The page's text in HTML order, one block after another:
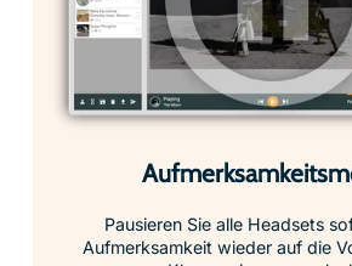
Pausieren Sie alle Headsets
Aufmerksamkeit wieder auf die